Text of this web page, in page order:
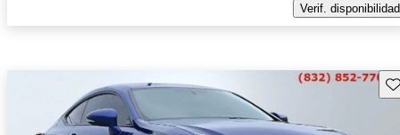
Verif. disponibilidad